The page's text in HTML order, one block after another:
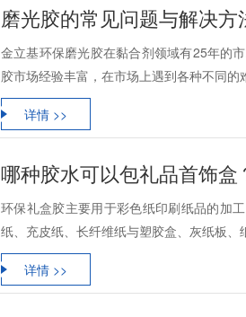
磨光胶的常见问题与解决
金立基环保磨光胶在黏合剂领域有25年的
胶市场经验丰富，在市场上遇到各种不同
详情 >>
哪种胶水可以包礼品首饰
环保礼盒胶主要用于彩色纸印刷纸品的加
纸、充皮纸、长纤维纸与塑胶盒、灰纸板、
详情 >>